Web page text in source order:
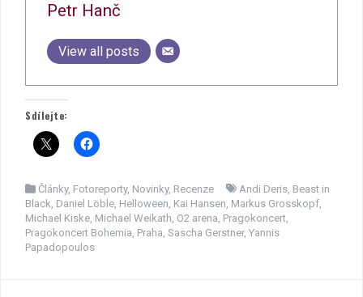
Petr Hanč
View all posts
Sdílejte:
Články, Fotoreporty, Novinky, Recenze Andi Deris Beast in
Black Daniel Löble Helloween Kai Hansen Markus Grosskopf
Michael Kiske Michael Weikath O2 arena Pragokoncert
Pragokoncert Bohemia Praha Sascha Gerstner, Yannis
Papadopoulos